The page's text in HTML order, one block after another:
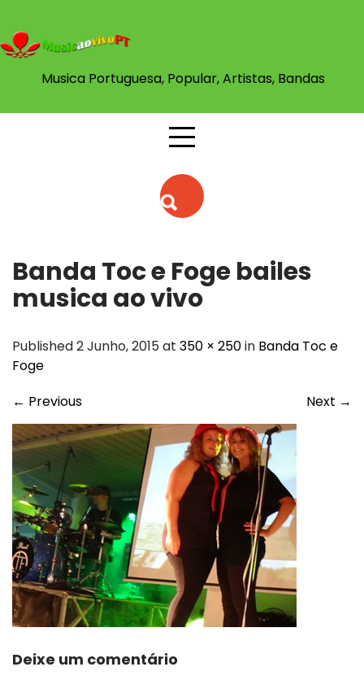
content
Musica Portuguesa, Popular, Artistas, Bandas
Banda Toc e Foge bailes
musica ao vivo
Published 2 Junho, 2015 at 350 × 250in Banda Toc e
Foge
← Previous Next →
Deixe um comentário